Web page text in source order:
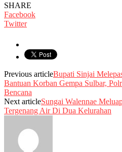
SHARE
Facebook
Twitter
Previous articleBupati Sinjai
Bantuan Korban Gempa Sulbar,
Bencana
Next articleSungai Walennae
Tergenang Air Di Dua Kelurahan